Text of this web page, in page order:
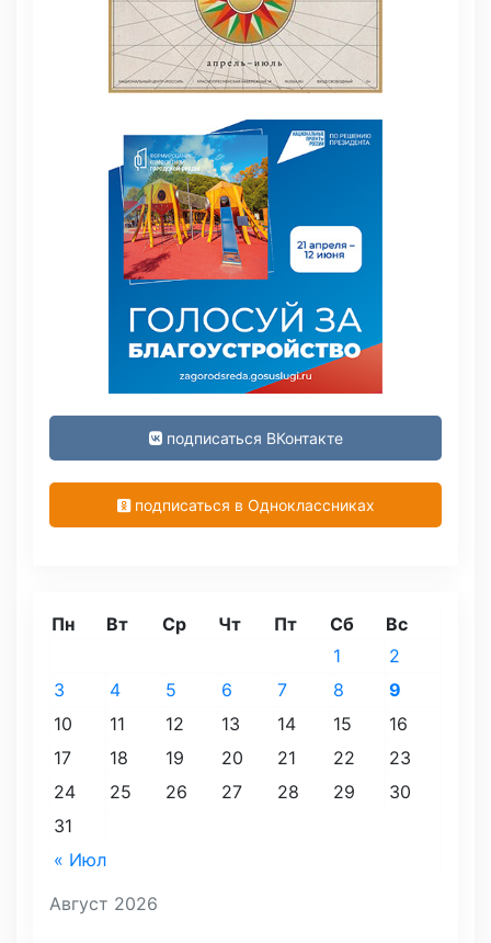
подписаться ВКонтакте
подписаться в Одноклассниках
Август 2026
Пн Вт Ср Чт Пт Сб Вс
« Июл
1
2
3
4 5 6 7 8
9
10
11 12 13 14 15
16
17
18 19 20 21 22
23
24
25 26 27 28 29
30
31